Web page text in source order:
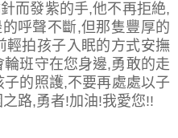
而發紫的手,他不再拒絶,
呼聲不斷,但那隻豐厚的
輕拍孩子入眠的方式安撫
班守在您身邊,勇敢的走
子的照護,不要再處處以子
路,勇者!加油!我愛您!!